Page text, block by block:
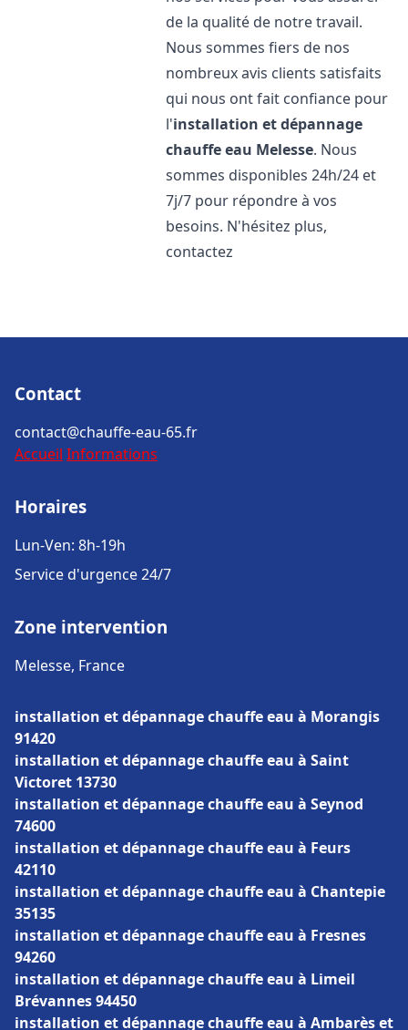
de la qualité de notre travail.
Nous sommes fiers de nos
nombreux avis clients satisfaits
qui nous ont fait confiance pour
l'installation et dépannage
chauffe eau Melesse. Nous
sommes disponibles 24h/24 et
7j/7 pour répondre à vos
besoins. N'hésitez plus,
contactez
Contact
contact@chauffe-eau-65.fr
Accueil Informations
Horaires
Lun-Ven: 8h-19h
Service d'urgence 24/7
Zone intervention
Melesse, France
installation et dépannage chauffe eau à Morangis
91420
installation et dépannage chauffe eau à Saint
Victoret 13730
installation et dépannage chauffe eau à Seynod
74600
installation et dépannage chauffe eau à Feurs
42110
installation et dépannage chauffe eau à Chantepie
35135
installation et dépannage chauffe eau à Fresnes
94260
installation et dépannage chauffe eau à Limeil
Brévannes 94450
installation et dépannage chauffe eau à Ambarès et